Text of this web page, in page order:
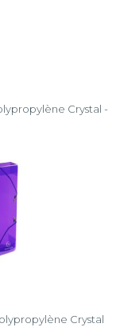
Crystal -
Crystal